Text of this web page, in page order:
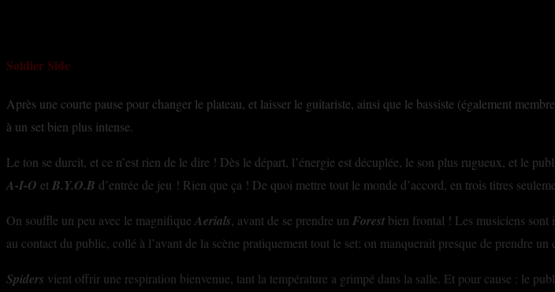
Soldier Side
Après une courte pause pour changer le plateau, et laisser le guitariste, ainsi que le bassiste (également
à un set bien plus intense.
Le ton se durcit, et ce n’est rien de le dire ! Dès le départ, l’énergie est décuplée, le son plus rugueux, et le
A-I-O etB.Y.O.B d’entrée de jeu ! Rien que ça ! De quoi mettre tout le monde d’accord, en trois titres
On souffle un peu avec le magnifiqueAerials, avant de se prendre un Forest bien frontal ! Les musiciens sont
au contact du public, collé à l’avant de la scène pratiquement tout le set; on manquerait presque de prendre un
Spiders vient offrir une respiration bienvenue, tant la température a grimpé dans la salle. Et pour cause : le